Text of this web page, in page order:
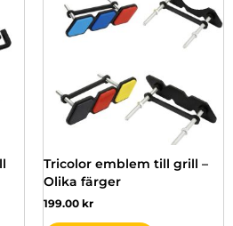
Tricolor emblem till grill –
Olika färger
199.00 kr
produkten
olika
alternativen
på
produktsidan